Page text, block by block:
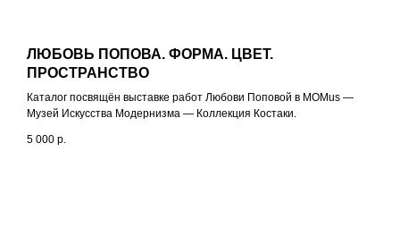
ЛЮБОВЬ ПОПОВА. ФОРМА. ЦВЕТ.
ПРОСТРАНСТВО
Каталог посвящён выставке работ Любови Поповой в MOMus —
Музей Искусства Модернизма — Коллекция Костаки.
5 000 р.